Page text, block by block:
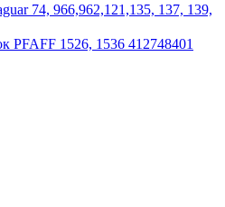
74, 966,962,121,135, 137, 139,
PFAFF 1526, 1536 412748401